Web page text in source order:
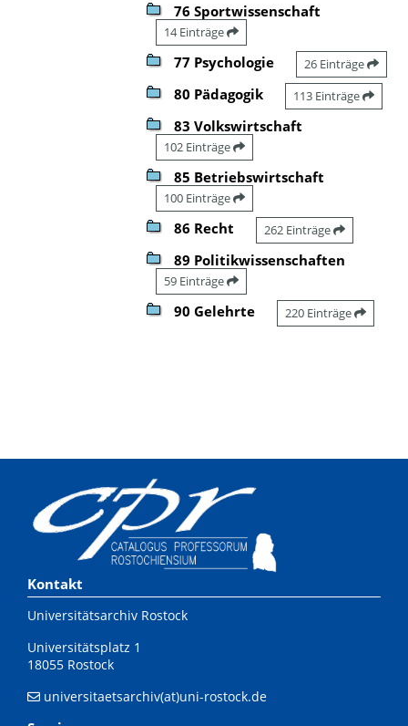
76 Sportwissenschaft
14 Einträge
77 Psychologie 26 Einträge
80 Pädagogik 113 Einträge
83 Volkswirtschaft
102 Einträge
85 Betriebswirtschaft
100 Einträge
86 Recht 262 Einträge
89 Politikwissenschaften
59 Einträge
90 Gelehrte 220 Einträge
Kontakt
Universitätsarchiv Rostock
Universitätsplatz 1
18055 Rostock
universitaetsarchiv(at)uni-rostock.de